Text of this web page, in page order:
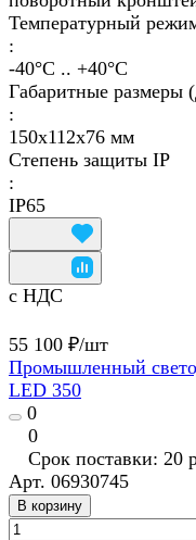
Температурный
:
-40°С .. +40°C
Габаритные
:
150х112х76 мм
Степень защиты IP
:
IP65
с НДС
55 100 ₽/шт
Промышленный
LED 350
0
0
Срок поставки: 20
Арт. 06930745
В корзину